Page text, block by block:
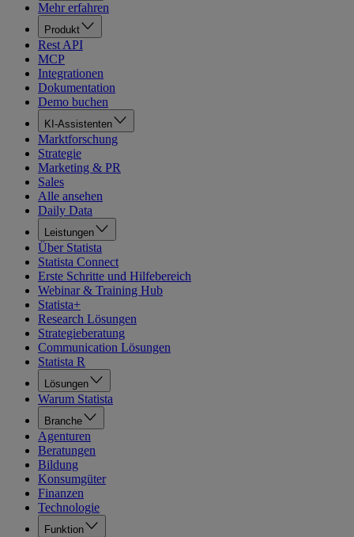
Mehr erfahren
Produkt
Rest API
MCP
Integrationen
Dokumentation
Demo buchen
KI-Assistenten
Marktforschung
Strategie
Marketing & PR
Sales
Alle ansehen
Daily Data
Leistungen
Über Statista
Statista Connect
Erste Schritte und Hilfebereich
Webinar & Training Hub
Statista+
Research Lösungen
Strategieberatung
Communication Lösungen
Statista R
Lösungen
Warum Statista
Branche
Agenturen
Beratungen
Bildung
Konsumgüter
Finanzen
Technologie
Funktion